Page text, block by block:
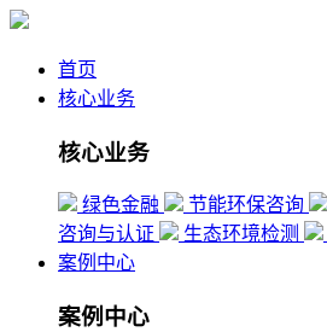
首页
核心业务
核心业务
绿色金融 节能环保咨询
咨询与认证
生态环境检测
案例中心
案例中心